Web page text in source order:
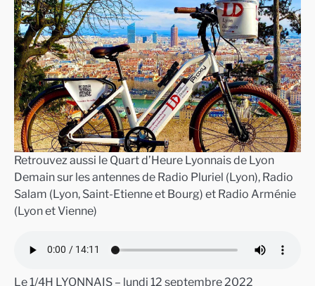
Retrouvez aussi le Quart d’Heure Lyonnais de Lyon
Demain sur les antennes de Radio Pluriel (Lyon), Radio
Salam (Lyon, Saint-Etienne et Bourg) et Radio Arménie
(Lyon et Vienne)
Le 1/4H LYONNAIS – lundi 12 septembre 2022